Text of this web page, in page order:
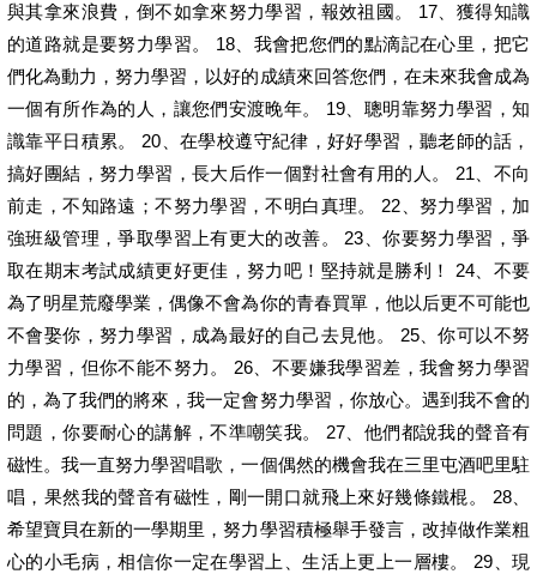
與其拿來浪費，倒不如拿來努力學習，報效祖國。 17、獲得知識
的道路就是要努力學習。 18、我會把您們的點滴記在心里，把它
們化為動力，努力學習，以好的成績來回答您們，在未來我會成為
一個有所作為的人，讓您們安渡晚年。 19、聰明靠努力學習，知
識靠平日積累。 20、在學校遵守紀律，好好學習，聽老師的話，
搞好團結，努力學習，長大后作一個對社會有用的人。 21、不向
前走，不知路遠；不努力學習，不明白真理。 22、努力學習，加
強班級管理，爭取學習上有更大的改善。 23、你要努力學習，爭
取在期末考試成績更好更佳，努力吧！堅持就是勝利！ 24、不要
為了明星荒廢學業，偶像不會為你的青春買單，他以后更不可能也
不會娶你，努力學習，成為最好的自己去見他。 25、你可以不努
力學習，但你不能不努力。 26、不要嫌我學習差，我會努力學習
的，為了我們的將來，我一定會努力學習，你放心。遇到我不會的
問題，你要耐心的講解，不準嘲笑我。 27、他們都說我的聲音有
磁性。我一直努力學習唱歌，一個偶然的機會我在三里屯酒吧里駐
唱，果然我的聲音有磁性，剛一開口就飛上來好幾條鐵棍。 28、
希望寶貝在新的一學期里，努力學習積極舉手發言，改掉做作業粗
心的小毛病，相信你一定在學習上、生活上更上一層樓。 29、現